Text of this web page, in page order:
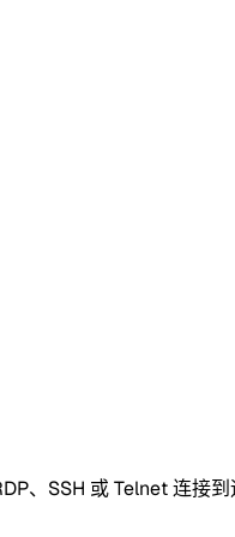
、SSH 或 Telnet 连接到